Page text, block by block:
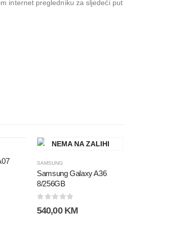
internet pregledniku za sljedeći put
NEMA NA ZALIHI
SAMSUNG
Samsung Galaxy A36
8/256GB
540,00 KM